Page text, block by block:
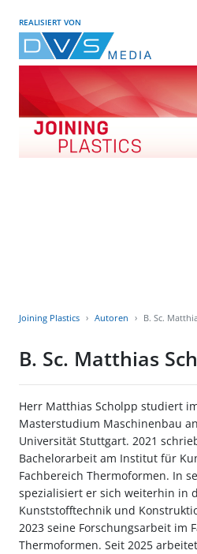
REALISIERT VON
Joining Plastics Autoren B. Sc.
B. Sc. Matthias
Herr Matthias Scholpp studiert
Masterstudium Maschinenbau
Universität Stuttgart. 2021
Bachelorarbeit am Institut für
Fachbereich Thermoformen. In
spezialisiert er sich weiterhin in
Kunststofftechnik und
2023 seine Forschungsarbeit im
Thermoformen. Seit 2025